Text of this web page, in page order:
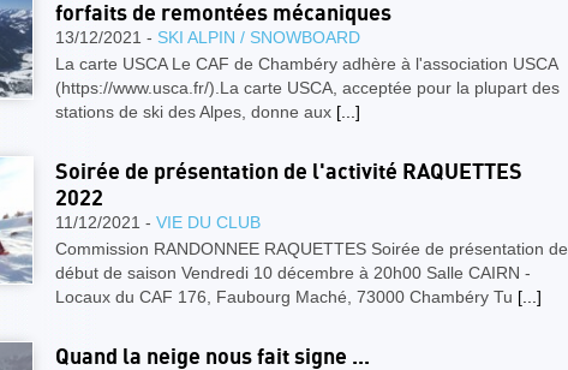
forfaits de remontées mécaniques
13/12/2021 - SKI ALPIN / SNOWBOARD
La carte USCA Le CAF de Chambéry adhère à l'association USCA
(https://www.usca.fr/).La carte USCA, acceptée pour la plupart des
stations de ski des Alpes, donne aux [...]
Soirée de présentation de l'activité RAQUETTES
2022
11/12/2021 - VIE DU CLUB
Commission RANDONNEE RAQUETTES Soirée de présentation de
début de saison Vendredi 10 décembre à 20h00 Salle CAIRN -
Locaux du CAF 176, Faubourg Maché, 73000 Chambéry Tu [...]
Quand la neige nous fait signe ...